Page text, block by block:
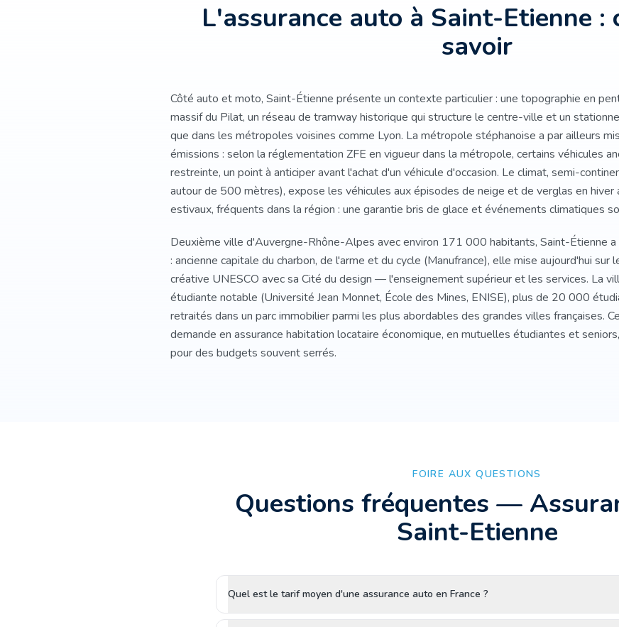
L'assurance auto à Saint-Etienne :
savoir
Côté auto et moto, Saint-Étienne présente un contexte particulier : une topographie en
massif du Pilat, un réseau de tramway historique qui structure le centre-ville et un
que dans les métropoles voisines comme Lyon. La métropole stéphanoise a par ailleurs
émissions : selon la réglementation ZFE en vigueur dans la métropole, certains véhicules
restreinte, un point à anticiper avant l'achat d'un véhicule d'occasion. Le climat, semi-
autour de 500 mètres), expose les véhicules aux épisodes de neige et de verglas en hiver
estivaux, fréquents dans la région : une garantie bris de glace et événements climatiques
Deuxième ville d'Auvergne-Rhône-Alpes avec environ 171 000 habitants, Saint-Étienne
: ancienne capitale du charbon, de l'arme et du cycle (Manufrance), elle mise aujourd'hui
créative UNESCO avec sa Cité du design — l'enseignement supérieur et les services. La
étudiante notable (Université Jean Monnet, École des Mines, ENISE), plus de 20 000
retraités dans un parc immobilier parmi les plus abordables des grandes villes françaises.
demande en assurance habitation locataire économique, en mutuelles étudiantes et
pour des budgets souvent serrés.
FOIRE AUX QUESTIONS
Questions fréquentes —
Saint-Etienne
Quel est le tarif moyen d'une assurance auto en France ?